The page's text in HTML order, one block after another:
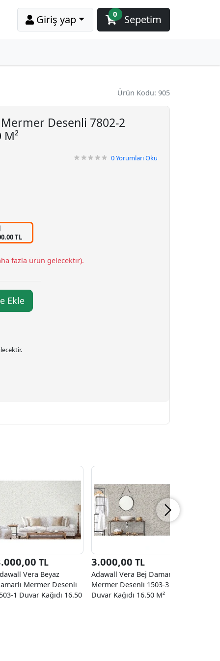
Giriş yap Sepetim
0
Ürün Kodu: 905
Desenli 7802-2
M²
0Yorumları Oku
TL
fazla ürün gelecektir).
Ekle
TL
Vera Beyaz
Mermer Desenli
1 Duvar Kağıdı 16.50
3.000,00 TL
Adawall Vera Bej Damarlı
Mermer Desenli 1503-3
Duvar Kağıdı 16.50 M²